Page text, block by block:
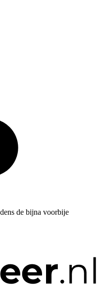
de bijna voorbije